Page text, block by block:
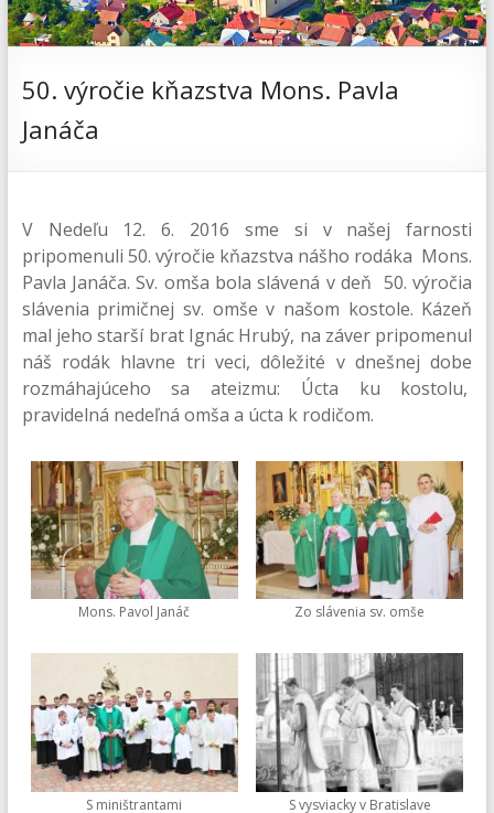
50. výročie kňazstva Mons. Pavla
Janáča
V Nedeľu 12. 6. 2016 sme si v našej farnosti
pripomenuli 50. výročie kňazstva nášho rodáka Mons.
Pavla Janáča. Sv. omša bola slávená v deň 50. výročia
slávenia primičnej sv. omše v našom kostole. Kázeň
mal jeho starší brat Ignác Hrubý, na záver pripomenul
náš rodák hlavne tri veci, dôležité v dnešnej dobe
rozmáhajúceho sa ateizmu: Úcta ku kostolu,
pravidelná nedeľná omša a úcta k rodičom.
Mons. Pavol Janáč Zo slávenia sv. omše
S miništrantami S vysviacky v Bratislave